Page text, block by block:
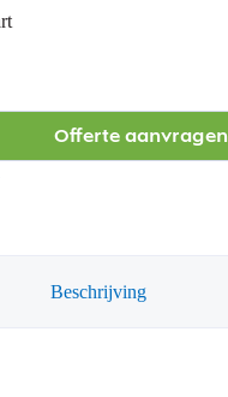
Offerte aanvragen
Beschrijving